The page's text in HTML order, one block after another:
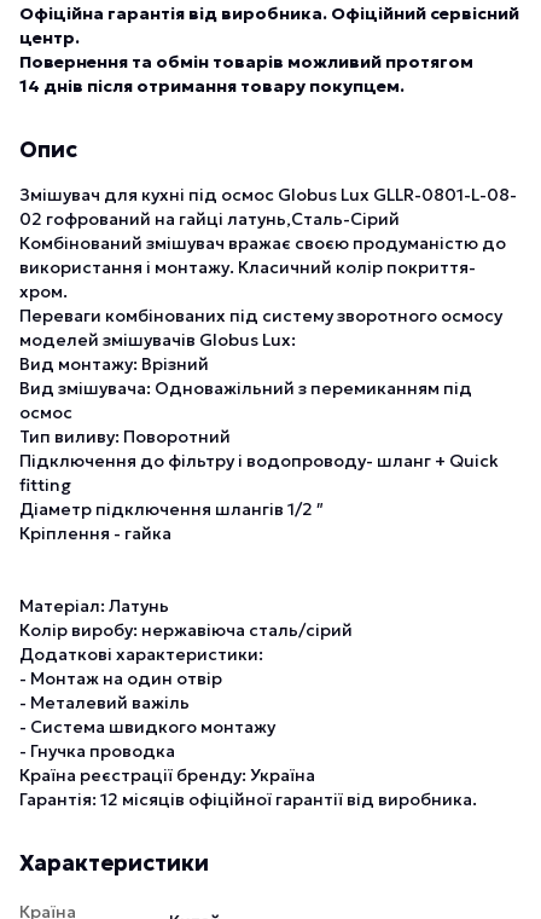
Офіційна гарантія від виробника. Офіційний сервісний
центр.
Повернення та обмін товарів можливий протягом
14 днів після отримання товару покупцем.
Опис
Змішувач для кухні під осмос Globus Lux GLLR-0801-L-08-
02 гофрований на гайці латунь,Сталь-Сірий
Комбінований змішувач вражає своєю продуманістю до
використання і монтажу. Класичний колір покриття-
хром.
Переваги комбінованих під систему зворотного осмосу
моделей змішувачів Globus Lux:
Вид монтажу: Врізний
Вид змішувача: Одноважільний з перемиканням під
осмос
Тип виливу: Поворотний
Підключення до фільтру і водопроводу- шланг + Quick
fitting
Діаметр підключення шлангів 1/2 ″
Кріплення - гайка
Матеріал: Латунь
Колір виробу: нержавіюча сталь/сірий
Додаткові характеристики:
- Монтаж на один отвір
- Металевий важіль
- Система швидкого монтажу
- Гнучка проводка
Країна реєстрації бренду: Україна
Гарантія: 12 місяців офіційної гарантії від виробника.
Характеристики
Країна